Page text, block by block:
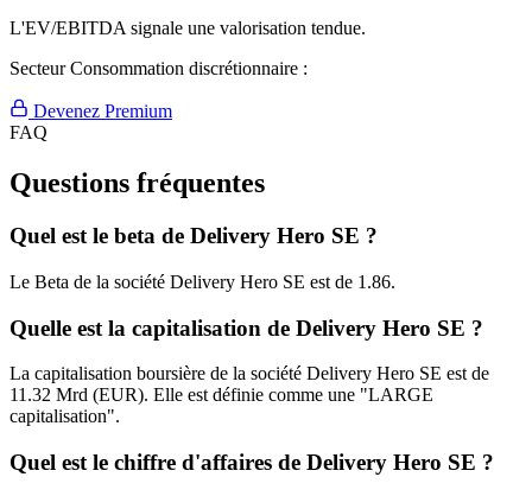
L'EV/EBITDA signale une valorisation tendue.
Secteur Consommation discrétionnaire :
Devenez Premium
FAQ
Questions fréquentes
Quel est le beta de Delivery Hero SE ?
Le Beta de la société Delivery Hero SE est de 1.86.
Quelle est la capitalisation de Delivery Hero SE ?
La capitalisation boursière de la société Delivery Hero SE est de
11.32 Mrd (EUR). Elle est définie comme une "LARGE
capitalisation".
Quel est le chiffre d'affaires de Delivery Hero SE ?